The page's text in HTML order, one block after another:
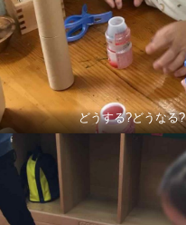
どうする?どうなる?